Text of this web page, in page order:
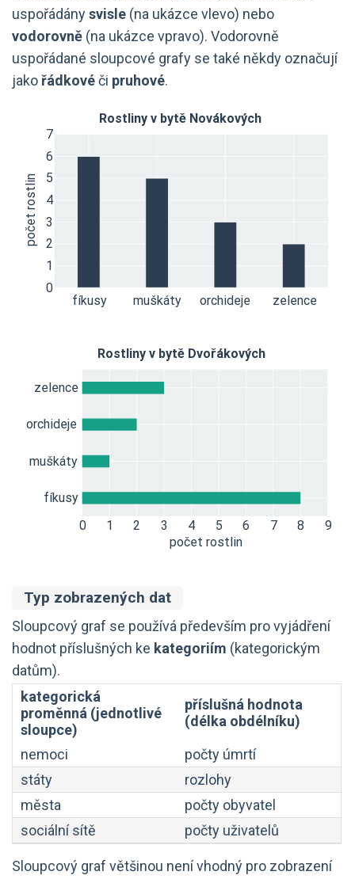
uspořádánysvisle (na ukázce vlevo) nebo
vodorovně (na ukázce vpravo). Vodorovně
uspořádané sloupcové grafy se také někdy označují
jakořádkovéči pruhové.
Typ zobrazených dat
Sloupcový graf se používá především pro vyjádření
hodnot příslušných ke kategoriím (kategorickým
datům).
kategorická
proměnná (jednotlivé
sloupce)
příslušná hodnota
(délka obdélníku)
nemoci
počty úmrtí
státy
rozlohy
města
počty obyvatel
sociální sítě
počty uživatelů
Sloupcový graf většinou není vhodný pro zobrazení